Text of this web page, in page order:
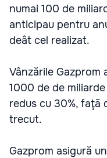
numai 100 de
anticipau pentru
deât cel realizat.
Vânzările Gazprom
1000 de de
redus cu 30%, faţă
trecut.
Gazprom asigură